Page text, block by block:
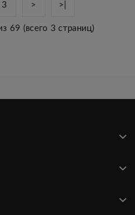
3 > >|
69 (всего 3 страниц)